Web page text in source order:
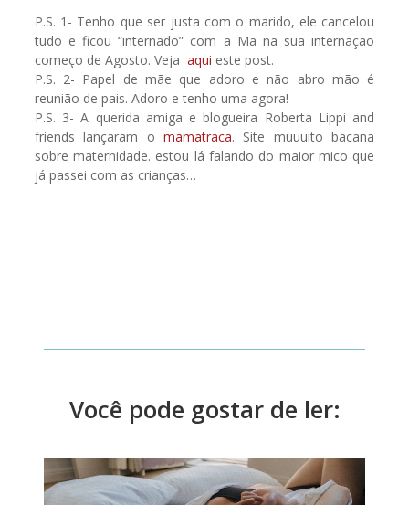
P.S. 1- Tenho que ser justa com o marido, ele cancelou
tudo e ficou “internado” com a Ma na sua internação
começo de Agosto. Veja aqui este post.
P.S. 2- Papel de mãe que adoro e não abro mão é
reunião de pais. Adoro e tenho uma agora!
P.S. 3- A querida amiga e blogueira Roberta Lippi and
friends lançaram o mamatraca. Site muuuito bacana
sobre maternidade. estou lá falando do maior mico que
já passei com as crianças…
Você pode gostar de ler: